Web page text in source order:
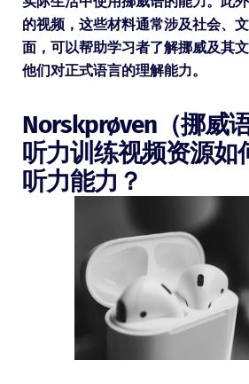
的视频，这些材料通常涉及社会、
面，可以帮助学习者了解挪威及其
他们对正式语言的理解能力。
Norskprøven（挪威
听力训练视频资源如
听力能力？